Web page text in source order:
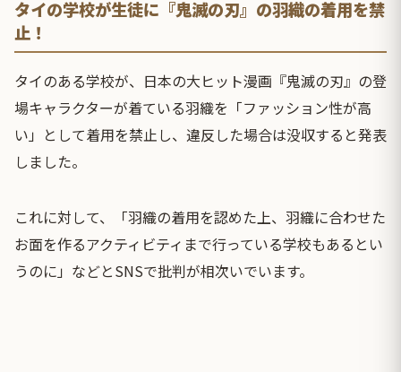
タイの学校が生徒に『鬼滅の刃』の羽織の着用を禁
止！
タイのある学校が、日本の大ヒット漫画『鬼滅の刃』の登
場キャラクターが着ている羽織を「ファッション性が高
い」として着用を禁止し、違反した場合は没収すると発表
しました。
これに対して、「羽織の着用を認めた上、羽織に合わせた
お面を作るアクティビティまで行っている学校もあるとい
うのに」などとSNSで批判が相次いでいます。